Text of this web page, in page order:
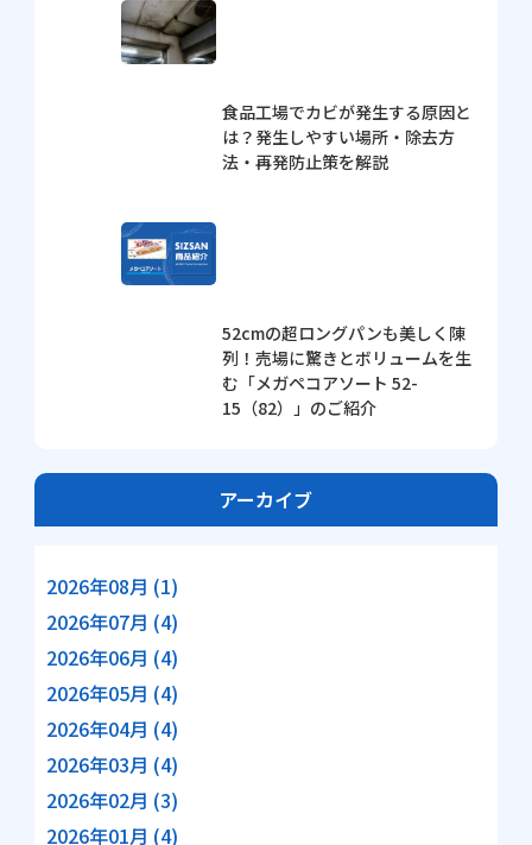
食品工場でカビが発生する原因と
は？発生しやすい場所・除去方
法・再発防止策を解説
52cmの超ロングパンも美しく陳
列！売場に驚きとボリュームを生
む「メガペコアソート 52-
15（82）」のご紹介
アーカイブ
2026年08月 (1)
2026年07月 (4)
2026年06月 (4)
2026年05月 (4)
2026年04月 (4)
2026年03月 (4)
2026年02月 (3)
2026年01月 (4)